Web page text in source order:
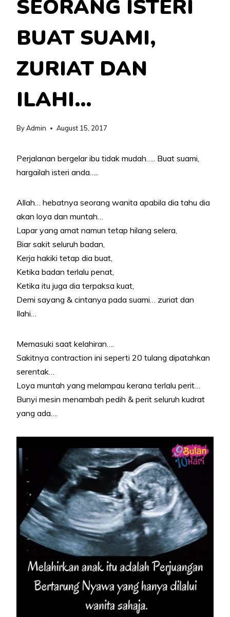
SEORANG ISTERI
BUAT SUAMI,
ZURIAT DAN
ILAHI…
ByAdmin August 15, 2017
Perjalanan bergelar ibu tidak mudah….. Buat suami,
hargailah isteri anda…..
Allah… hebatnya seorang wanita apabila dia tahu dia
akan loya dan muntah…
Lapar yang amat namun tetap hilang selera,
Biar sakit seluruh badan,
Kerja hakiki tetap dia buat,
Ketika badan terlalu penat,
Ketika itu juga dia terpaksa kuat,
Demi sayang & cintanya pada suami… zuriat dan
Ilahi…
Memasuki saat kelahiran….
Sakitnya contraction ini seperti 20 tulang dipatahkan
serentak…
Loya muntah yang melampau kerana terlalu perit…
Bunyi mesin menambah pedih & perit seluruh kudrat
yang ada….